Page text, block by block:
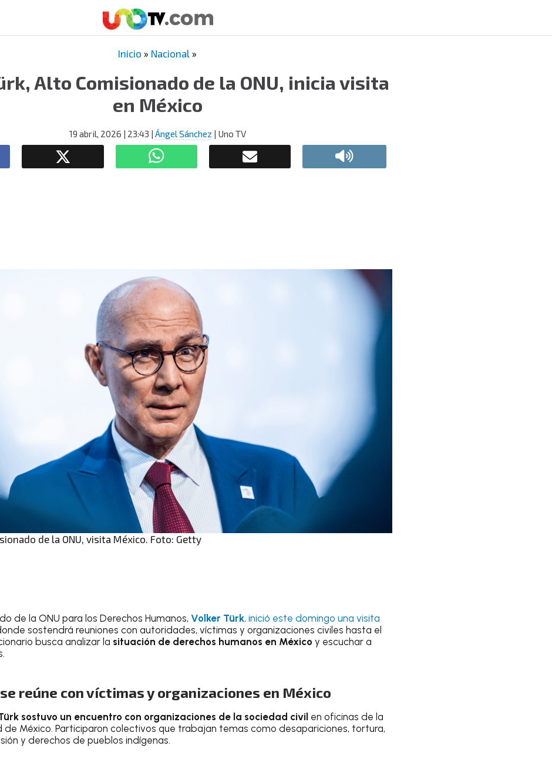
Inicio » Nacional »
Alto Comisionado de la ONU, inicia visita
en México
19 abril, 2026 | 23:43 | Ángel Sánchez | Uno TV
de la ONU, visita México. Foto: Getty
de la ONU para los Derechos Humanos, Volker Türk, inició este domingo una visita
sostendrá reuniones con autoridades, víctimas y organizaciones civiles hasta el
busca analizar la situación de derechos humanos en México y escuchar a
reúne con víctimas y organizaciones en México
sostuvo un encuentro con organizaciones de la sociedad civil en oficinas de la
de México. Participaron colectivos que trabajan temas como desapariciones, tortura,
y derechos de pueblos indígenas.